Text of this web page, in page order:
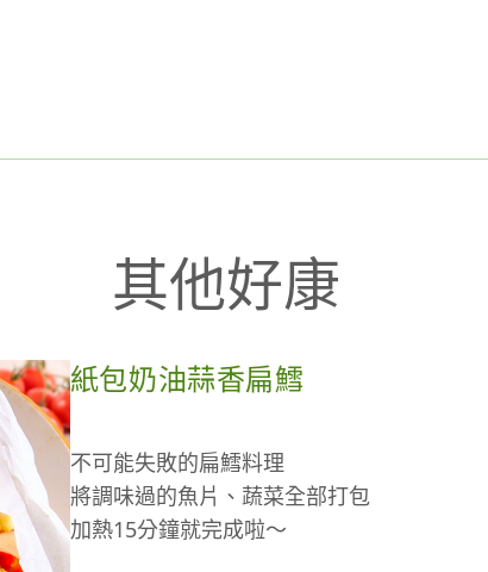
其他好康
紙包奶油蒜香扁鱈
不可能失敗的扁鱈料理
將調味過的魚片、蔬菜全部打包
加熱15分鐘就完成啦～